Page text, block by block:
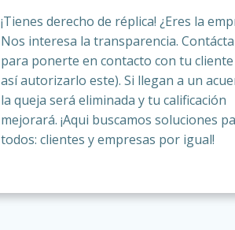
¡Tienes derecho de réplica! ¿Eres la
Nos interesa la transparencia.
para ponerte en contacto con tu cliente
así autorizarlo este). Si llegan a un
la queja será eliminada y tu calificación
mejorará. ¡Aqui buscamos soluciones
todos: clientes y empresas por igual!